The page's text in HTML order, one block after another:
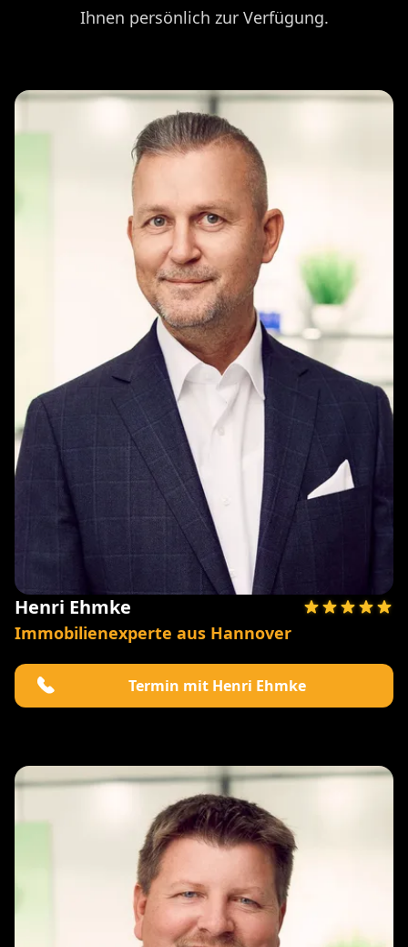
Ihnen persönlich zur Verfügung.
Henri Ehmke
Immobilienexperte aus Hannover
Termin mit Henri Ehmke